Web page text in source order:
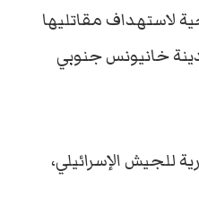
لاستهداف مقاتليها
خانيونس جنوبي
للجيش الإسرائيلي،